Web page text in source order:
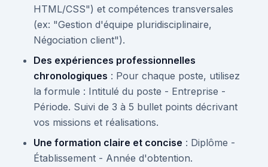
HTML/CSS") et compétences transversales
(ex: "Gestion d'équipe pluridisciplinaire,
Négociation client").
Des expériences professionnelles
chronologiques : Pour chaque poste, utilisez
la formule : Intitulé du poste - Entreprise -
Période. Suivi de 3 à 5 bullet points décrivant
vos missions et réalisations.
Une formation claire et concise : Diplôme -
Établissement - Année d'obtention.